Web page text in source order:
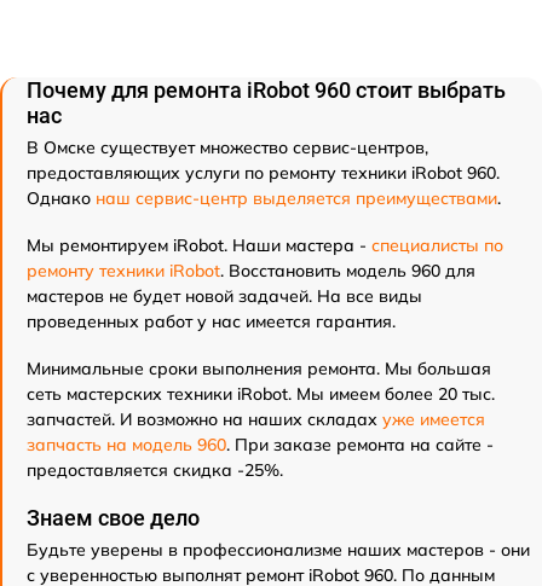
Почему для ремонта iRobot 960 стоит выбрать
нас
В Омске существует множество сервис-центров,
предоставляющих услуги по ремонту техники iRobot 960.
Однако наш сервис-центр выделяется преимуществами.
Мы ремонтируем iRobot. Наши мастера - специалисты по
ремонту техники iRobot. Восстановить модель 960 для
мастеров не будет новой задачей. На все виды
проведенных работ у нас имеется гарантия.
Минимальные сроки выполнения ремонта. Мы большая
сеть мастерских техники iRobot. Мы имеем более 20 тыс.
запчастей. И возможно на наших складах уже имеется
запчасть на модель 960. При заказе ремонта на сайте -
предоставляется скидка -25%.
Знаем свое дело
Будьте уверены в профессионализме наших мастеров - они
с уверенностью выполнят ремонт iRobot 960. По данным